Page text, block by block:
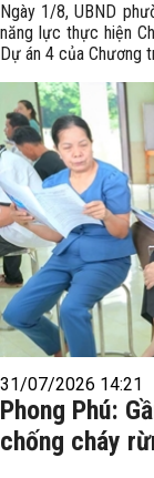
Ngày 1/8, UBND
năng lực thực hiện
Dự án 4 của Chương
31/07/2026 14:21
Phong Phú:
chống cháy